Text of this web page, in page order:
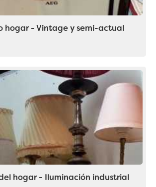
hogar - Vintage y semi-actual
hogar - Iluminación industrial